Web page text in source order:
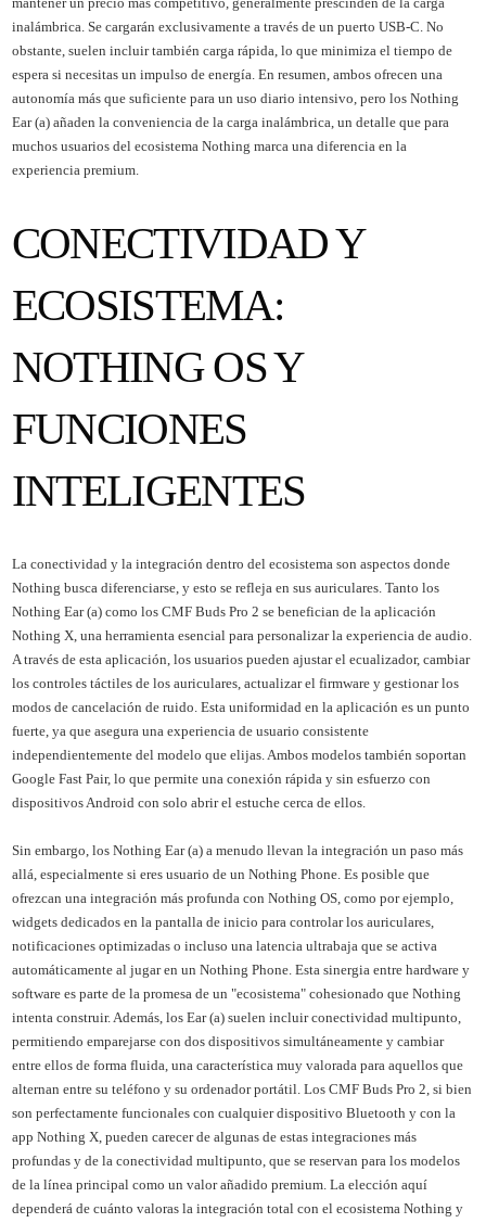
inalámbrica. Se cargarán exclusivamente a través de un puerto USB-C. No
obstante, suelen incluir también carga rápida, lo que minimiza el tiempo de
espera si necesitas un impulso de energía. En resumen, ambos ofrecen una
autonomía más que suficiente para un uso diario intensivo, pero los Nothing
Ear (a) añaden la conveniencia de la carga inalámbrica, un detalle que para
muchos usuarios del ecosistema Nothing marca una diferencia en la
experiencia premium.
CONECTIVIDAD Y
ECOSISTEMA:
NOTHING OS Y
FUNCIONES
INTELIGENTES
La conectividad y la integración dentro del ecosistema son aspectos donde
Nothing busca diferenciarse, y esto se refleja en sus auriculares. Tanto los
Nothing Ear (a) como los CMF Buds Pro 2 se benefician de la aplicación
Nothing X, una herramienta esencial para personalizar la experiencia de audio.
A través de esta aplicación, los usuarios pueden ajustar el ecualizador, cambiar
los controles táctiles de los auriculares, actualizar el firmware y gestionar los
modos de cancelación de ruido. Esta uniformidad en la aplicación es un punto
fuerte, ya que asegura una experiencia de usuario consistente
independientemente del modelo que elijas. Ambos modelos también soportan
Google Fast Pair, lo que permite una conexión rápida y sin esfuerzo con
dispositivos Android con solo abrir el estuche cerca de ellos.
Sin embargo, los Nothing Ear (a) a menudo llevan la integración un paso más
allá, especialmente si eres usuario de un Nothing Phone. Es posible que
ofrezcan una integración más profunda con Nothing OS, como por ejemplo,
widgets dedicados en la pantalla de inicio para controlar los auriculares,
notificaciones optimizadas o incluso una latencia ultrabaja que se activa
automáticamente al jugar en un Nothing Phone. Esta sinergia entre hardware y
software es parte de la promesa de un "ecosistema" cohesionado que Nothing
intenta construir. Además, los Ear (a) suelen incluir conectividad multipunto,
permitiendo emparejarse con dos dispositivos simultáneamente y cambiar
entre ellos de forma fluida, una característica muy valorada para aquellos que
alternan entre su teléfono y su ordenador portátil. Los CMF Buds Pro 2, si bien
son perfectamente funcionales con cualquier dispositivo Bluetooth y con la
app Nothing X, pueden carecer de algunas de estas integraciones más
profundas y de la conectividad multipunto, que se reservan para los modelos
de la línea principal como un valor añadido premium. La elección aquí
dependerá de cuánto valoras la integración total con el ecosistema Nothing y